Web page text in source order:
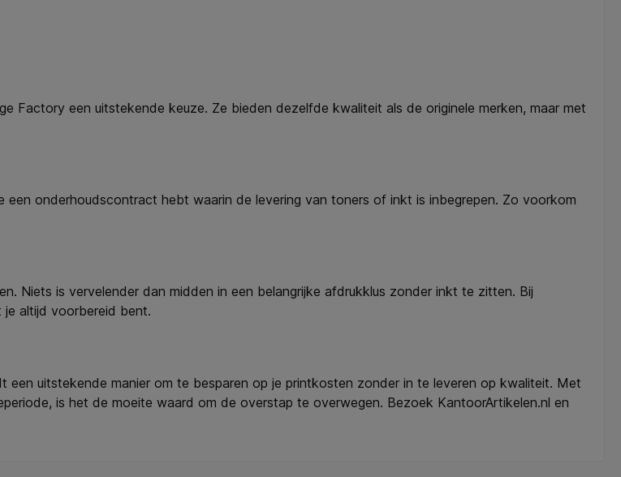
Factory een uitstekende keuze. Ze bieden dezelfde kwaliteit als de originele merken, maar met
onderhoudscontract hebt waarin de levering van toners of inkt is inbegrepen. Zo voorkom
is vervelender dan midden in een belangrijke afdrukklus zonder inkt te zitten. Bij
je altijd voorbereid bent.
uitstekende manier om te besparen op je printkosten zonder in te leveren op kwaliteit. Met
is het de moeite waard om de overstap te overwegen. Bezoek KantoorArtikelen.nl en